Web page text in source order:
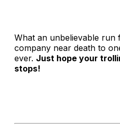
What an unbelievable run
company near death to
ever. Just hope your
stops!